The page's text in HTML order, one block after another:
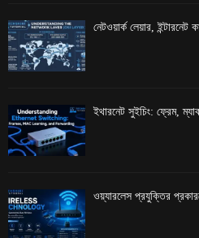
নেটওয়ার্ক লেয়ার, ইন্টারনেট
ইথারনেট সুইচিং: ফ্রেম,
ওয়্যারলেস প্রযুক্তির